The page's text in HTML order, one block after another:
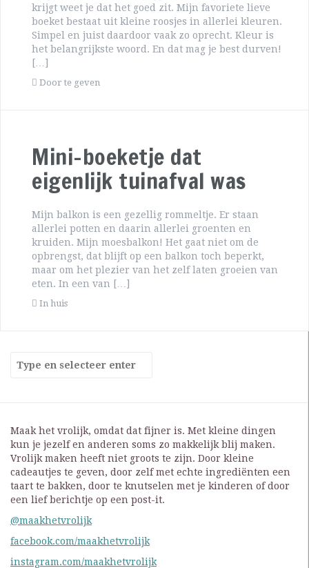
krijgt weet je dat het goed zit. Mijn favoriete lieve
boeket bestaat uit kleine roosjes in allerlei kleuren.
Simpel en juist daardoor vaak zo oprecht. Kleur is
het belangrijkste woord. En dat mag je best durven!
[…]
Door te geven
Mini-boeketje dat
eigenlijk tuinafval was
Mijn balkon is een gezellig rommeltje. Er staan
allerlei potten en daarin allerlei groenten en
kruiden. Mijn moesbalkon! Het gaat niet om de
opbrengst, dat blijft op een balkon toch beperkt,
maar om het plezier van het zelf laten groeien van
eten. In een van […]
In huis
Maak het vrolijk, omdat dat fijner is. Met kleine dingen
kun je jezelf en anderen soms zo makkelijk blij maken.
Vrolijk maken heeft niet groots te zijn. Door kleine
cadeautjes te geven, door zelf met echte ingrediënten een
taart te bakken, door te knutselen met je kinderen of door
een lief berichtje op een post-it.
@maakhetvrolijk
facebook.com/maakhetvrolijk
instagram.com/maakhetvrolijk